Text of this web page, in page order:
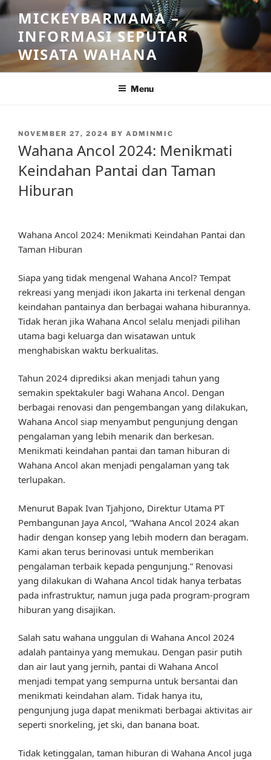
Skip
to
content
MICKEYBARMAMA –
INFORMASI SEPUTAR
WISATA WAHANA
Menu
POSTED
NOVEMBER 27, 2024 BY ADMINMIC
Wahana Ancol 2024: Menikmati
Keindahan Pantai dan Taman
Hiburan
Wahana Ancol 2024: Menikmati Keindahan Pantai dan
Taman Hiburan
Siapa yang tidak mengenal Wahana Ancol? Tempat
rekreasi yang menjadi ikon Jakarta ini terkenal dengan
keindahan pantainya dan berbagai wahana hiburannya.
Tidak heran jika Wahana Ancol selalu menjadi pilihan
utama bagi keluarga dan wisatawan untuk
menghabiskan waktu berkualitas.
Tahun 2024 diprediksi akan menjadi tahun yang
semakin spektakuler bagi Wahana Ancol. Dengan
berbagai renovasi dan pengembangan yang dilakukan,
Wahana Ancol siap menyambut pengunjung dengan
pengalaman yang lebih menarik dan berkesan.
Menikmati keindahan pantai dan taman hiburan di
Wahana Ancol akan menjadi pengalaman yang tak
terlupakan.
Menurut Bapak Ivan Tjahjono, Direktur Utama PT
Pembangunan Jaya Ancol, “Wahana Ancol 2024 akan
hadir dengan konsep yang lebih modern dan beragam.
Kami akan terus berinovasi untuk memberikan
pengalaman terbaik kepada pengunjung.” Renovasi
yang dilakukan di Wahana Ancol tidak hanya terbatas
pada infrastruktur, namun juga pada program-program
hiburan yang disajikan.
Salah satu wahana unggulan di Wahana Ancol 2024
adalah pantainya yang memukau. Dengan pasir putih
dan air laut yang jernih, pantai di Wahana Ancol
menjadi tempat yang sempurna untuk bersantai dan
menikmati keindahan alam. Tidak hanya itu,
pengunjung juga dapat menikmati berbagai aktivitas air
seperti snorkeling, jet ski, dan banana boat.
Tidak ketinggalan, taman hiburan di Wahana Ancol juga